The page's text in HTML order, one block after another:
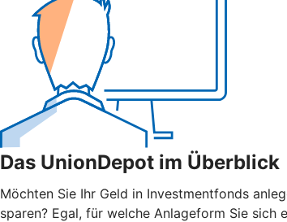
Das UnionDepot im Überblick
Möchten Sie Ihr Geld in Investmentfonds
sparen? Egal, für welche Anlageform Sie